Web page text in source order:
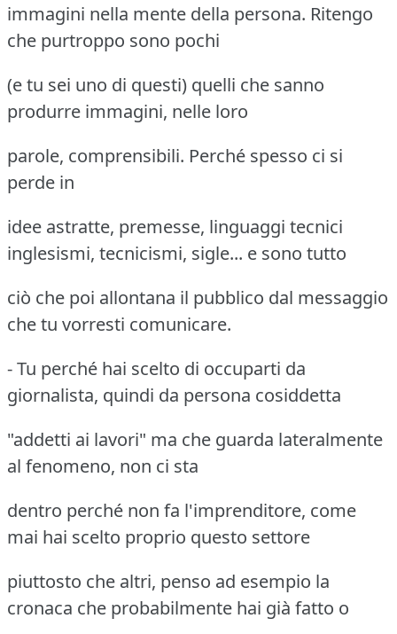
immagini nella mente della persona. Ritengo
che purtroppo sono pochi
(e tu sei uno di questi) quelli che sanno
produrre immagini, nelle loro
parole, comprensibili. Perché spesso ci si
perde in
idee astratte, premesse, linguaggi tecnici
inglesismi, tecnicismi, sigle... e sono tutto
ciò che poi allontana il pubblico dal messaggio
che tu vorresti comunicare.
- Tu perché hai scelto di occuparti da
giornalista, quindi da persona cosiddetta
"addetti ai lavori" ma che guarda lateralmente
al fenomeno, non ci sta
dentro perché non fa l'imprenditore, come
mai hai scelto proprio questo settore
piuttosto che altri, penso ad esempio la
cronaca che probabilmente hai già fatto o